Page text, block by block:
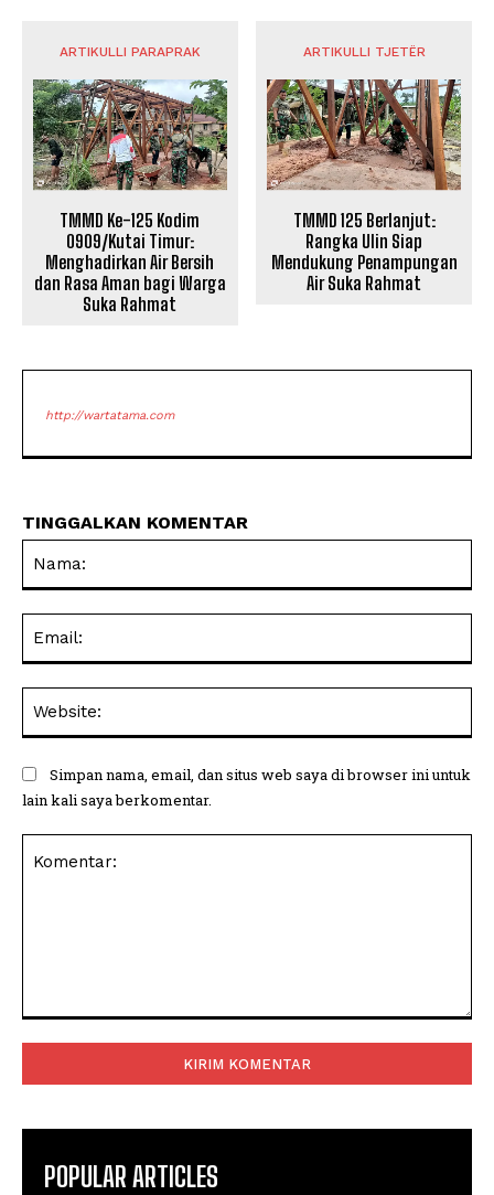
ARTIKULLI PARAPRAK
TMMD Ke-125 Kodim
0909/Kutai Timur:
Menghadirkan Air Bersih
dan Rasa Aman bagi Warga
Suka Rahmat
ARTIKULLI TJETËR
TMMD 125 Berlanjut:
Rangka Ulin Siap
Mendukung Penampungan
Air Suka Rahmat
http://wartatama.com
TINGGALKAN KOMENTAR
Simpan nama, email, dan situs web saya di browser ini untuk
lain kali saya berkomentar.
POPULAR ARTICLES